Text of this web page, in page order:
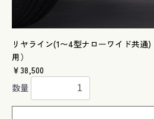
リヤライン(1〜4型ナローワイド共
用）
￥38,500
数量